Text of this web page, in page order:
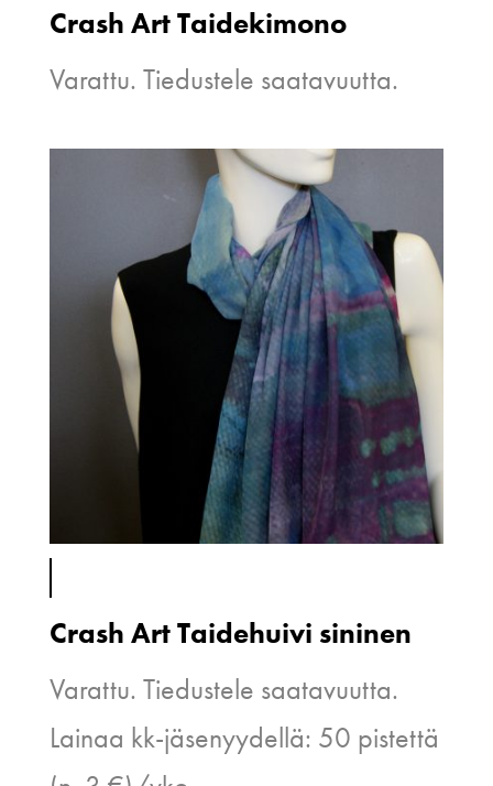
Crash Art Taidekimono
Varattu. Tiedustele saatavuutta.
Crash Art Taidehuivi sininen
Varattu. Tiedustele saatavuutta.
Lainaa kk-jäsenyydellä: 50 pistettä